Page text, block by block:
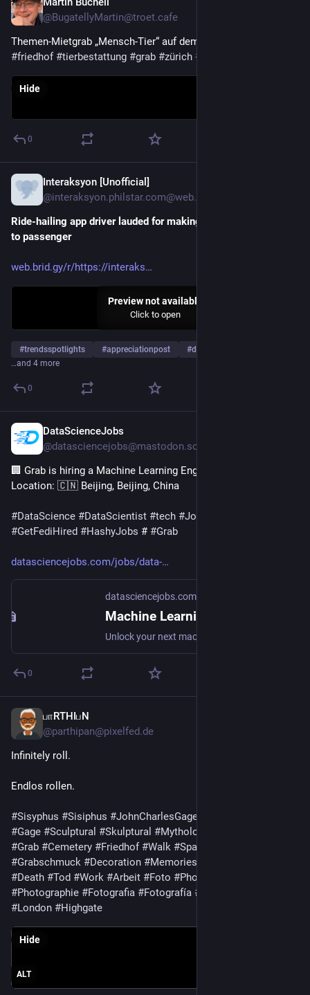
@BugatellyMartin@troet.cafe
Themen-Mietgrab „Mensch-Tier“ auf dem Friedhof Nordheim.
#friedhof #tierbestattung #grab #zürich #
Hide
0
Interaksyon [Unofficial]
Ride-hailing app driver lauded for making effort to return item
to passenger
web.brid.gy/r/https://interaks
Preview not available
Click to open
#trendsspotlights #appreciationpost #dianajanebadua
…and 4 more
0
DataScienceJobs
@datasciencejobs@mastodon.social
🏢 Grab is hiring a Machine Learning Engineer (Fulfilment ETA)
Location: 🇨🇳 Beijing, Beijing, China
#DataScience #DataScientist #tech #JobSearch
#GetFediHired #HashyJobs # #Grab
datasciencejobs.com/jobs/data-
datasciencejobs.com
0
பாRTHIபN
@parthipan@pixelfed.de
Infinitely roll.
Endlos rollen.
#Sisyphus #Sisiphus #JohnCharlesGage
#Gage #Sculptural #Skulptural #Mythological
#Grab #Cemetery #Friedhof #Walk #Spaziergang
#Grabschmuck #Decoration #Memories
#Death #Tod #Work #Arbeit #Foto #Photography
#Photographie #Fotografia #Fotografía #Nikon
#London #Highgate
ALT
Hide